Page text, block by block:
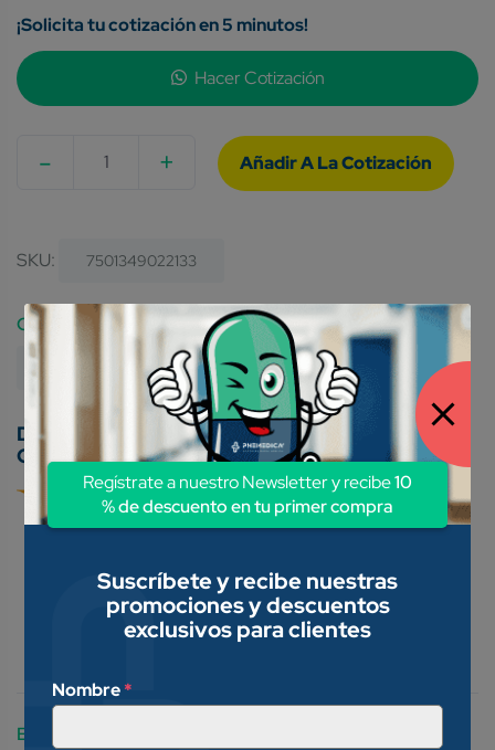
¡Solicita tu cotización en 5 minutos!
Hacer Cotización
- +
SKU: 7501349022133
Category:
Medicamentos Genéricos
Conoce nuestros métodos de pago:
Descripción
Está indicado en el tratamiento de aquellas infecciones
Suscríbete y recibe nuestras
promociones y descuentos
exclusivos para clientes
Nombre*
Regístrate a nuestro Newsletter y recibe10
% de descuento en tu primer compra